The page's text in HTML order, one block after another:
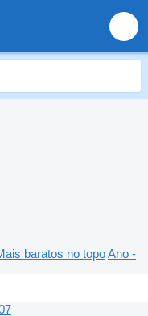
baratos no topoAno -